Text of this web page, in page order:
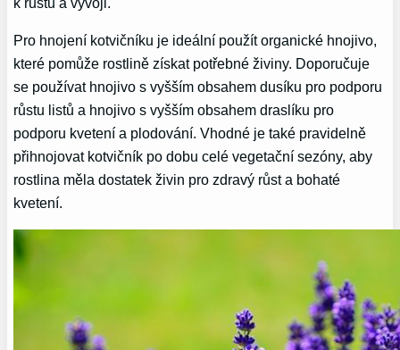
Pro hnojení kotvičníku je ideální použít organické hnojivo,
které pomůže rostlině získat potřebné živiny. Doporučuje
se používat hnojivo s vyšším obsahem dusíku pro podporu
růstu listů a hnojivo s vyšším obsahem draslíku pro
podporu kvetení a plodování. Vhodné je také pravidelně
přihnojovat kotvičník po dobu celé vegetační sezóny, aby
rostlina měla dostatek živin pro zdravý růst a bohaté
kvetení.